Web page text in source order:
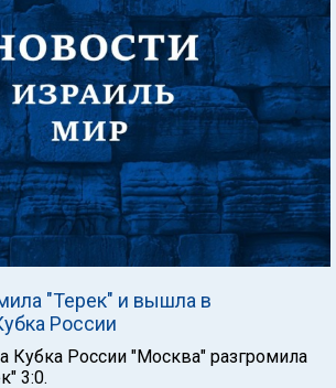
"Терек" и вышла в
России
Кубка России "Москва" разгромила
3:0.